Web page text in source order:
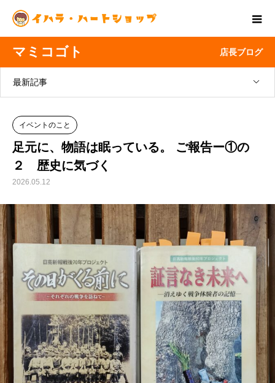
マミコゴト 店長ブログ
最新記事
イベントのこと
足元に、物語は眠っている。 ご報告ー①の
２ 歴史に気づく
2026.05.12